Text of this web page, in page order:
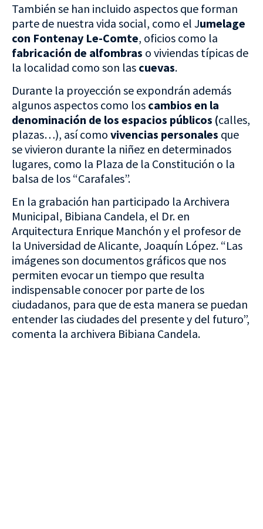
También se han incluido aspectos que forman
parte de nuestra vida social, como el Jumelage
con Fontenay Le-Comte, oficios como la
fabricación de alfombras o viviendas típicas de
la localidad como son las cuevas.
Durante la proyección se expondrán además
algunos aspectos como los cambios en la
denominación de los espacios públicos (calles,
plazas…), así como vivencias personales que
se vivieron durante la niñez en determinados
lugares, como la Plaza de la Constitución o la
balsa de los “Carafales”.
En la grabación han participado la Archivera
Municipal, Bibiana Candela, el Dr. en
Arquitectura Enrique Manchón y el profesor de
la Universidad de Alicante, Joaquín López. “Las
imágenes son documentos gráficos que nos
permiten evocar un tiempo que resulta
indispensable conocer por parte de los
ciudadanos, para que de esta manera se puedan
entender las ciudades del presente y del futuro”,
comenta la archivera Bibiana Candela.